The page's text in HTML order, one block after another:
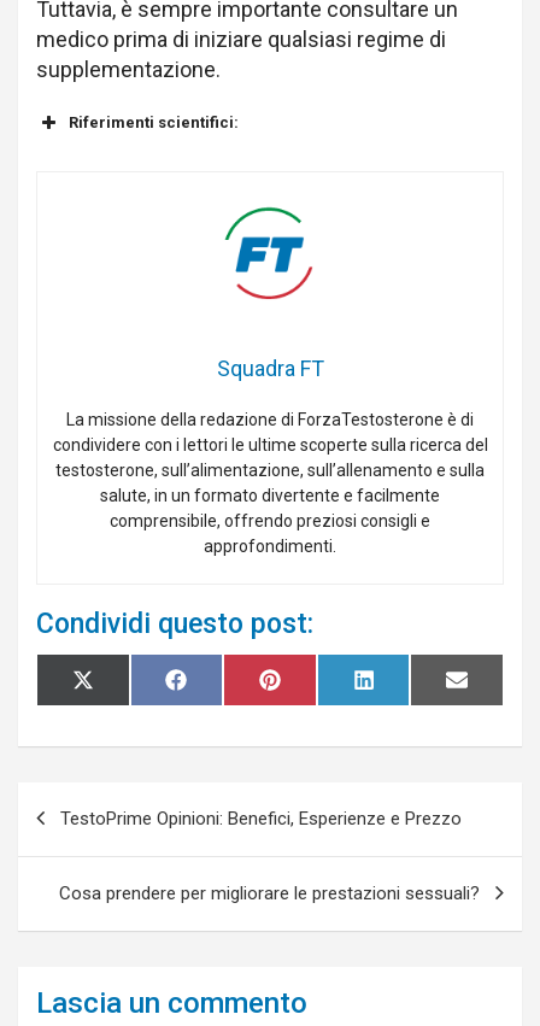
Tuttavia, è sempre importante consultare un
medico prima di iniziare qualsiasi regime di
supplementazione.
Riferimenti scientifici:
Squadra FT
La missione della redazione di ForzaTestosterone è di
condividere con i lettori le ultime scoperte sulla ricerca del
testosterone, sull’alimentazione, sull’allenamento e sulla
salute, in un formato divertente e facilmente
comprensibile, offrendo preziosi consigli e
approfondimenti.
Condividi questo post:
Share
on
X
(
w
e
Share
on
F
a
e
k
Share
on
P
i
t
s
Share
on
L
i
k
n
Share
on
E
m
i
TestoPrime Opinioni: Benefici, Esperienze e Prezzo
Cosa prendere per migliorare le prestazioni sessuali?
Lascia un commento